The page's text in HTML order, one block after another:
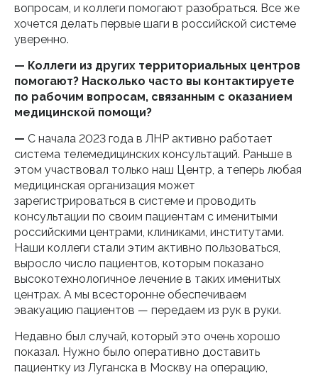
вопросам, и коллеги помогают разобраться. Все же
хочется делать первые шаги в российской системе
уверенно.
— Коллеги из других территориальных центров
помогают? Насколько часто вы контактируете
по рабочим вопросам, связанным с оказанием
медицинской помощи?
— С начала 2023 года в ЛНР активно работает
система телемедицинских консультаций. Раньше в
этом участвовал только наш Центр, а теперь любая
медицинская организация может
зарегистрироваться в системе и проводить
консультации по своим пациентам с именитыми
российскими центрами, клиниками, институтами.
Наши коллеги стали этим активно пользоваться,
выросло число пациентов, которым показано
высокотехнологичное лечение в таких именитых
центрах. А мы всесторонне обеспечиваем
эвакуацию пациентов — передаем из рук в руки.
Недавно был случай, который это очень хорошо
показал. Нужно было оперативно доставить
пациентку из Луганска в Москву на операцию,